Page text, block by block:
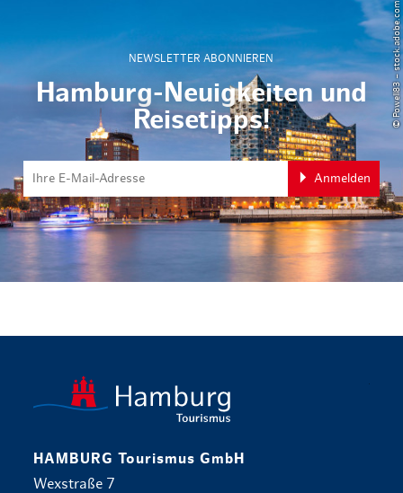
NEWSLETTER ABONNIEREN
Hamburg-Neuigkeiten und
Reisetipps!
Anmelden
© Powell83 – stock.adobe.com
HAMBURG Tourismus GmbH
Wexstraße 7